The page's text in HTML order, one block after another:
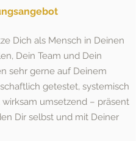
Dich als Mensch in Deinen
Dein Team und Dein
sehr gerne auf Deinem
getestet, systemisch
wirksam umsetzend – präsent
Dir selbst und mit Deiner